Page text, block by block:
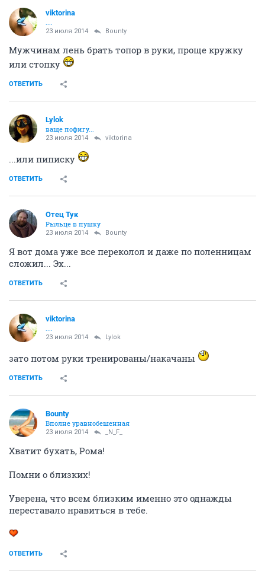
viktorina
23 июля 2014 Bounty
Мужчинам лень брать топор в руки, проще кружку
или стопку
ОТВЕТИТЬ
Lylok
ваще пофигу...
23 июля 2014 viktorina
...или пиписку
ОТВЕТИТЬ
Отец Тук
Рыльце в пушку
23 июля 2014 Bounty
Я вот дома уже все переколол и даже по поленницам
сложил... Эх...
ОТВЕТИТЬ
viktorina
23 июля 2014 Lylok
зато потом руки тренированы/накачаны
ОТВЕТИТЬ
Bounty
Вполне уравнобешенная
23 июля 2014 _N_F_
Хватит бухать, Рома!
Помни о близких!
Уверена, что всем близким именно это однажды
переставало нравиться в тебе.
ОТВЕТИТЬ